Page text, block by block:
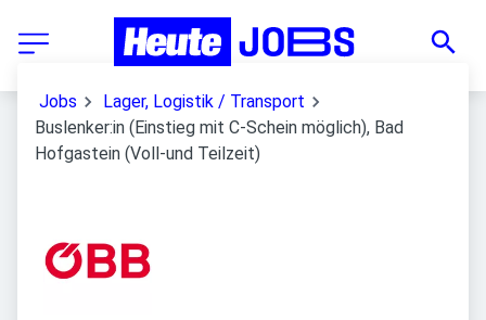
Jobs
Lager, Logistik / Transport
Buslenker:in (Einstieg mit C-Schein möglich), Bad
Hofgastein (Voll-und Teilzeit)